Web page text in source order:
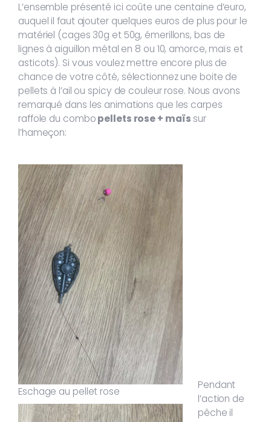
L’ensemble présenté ici coûte une centaine d’euro,
auquel il faut ajouter quelques euros de plus pour le
matériel (cages 30g et 50g, émerillons, bas de
lignes à aiguillon métal en 8 ou 10, amorce, maïs et
asticots). Si vous voulez mettre encore plus de
chance de votre côté, sélectionnez une boite de
pellets à l’ail ou spicy de couleur rose. Nous avons
remarqué dans les animations que les carpes
raffole du combopellets rose + maïs sur
l’hameçon:
Eschage au pellet rose
Pendant
l’action de
pêche il